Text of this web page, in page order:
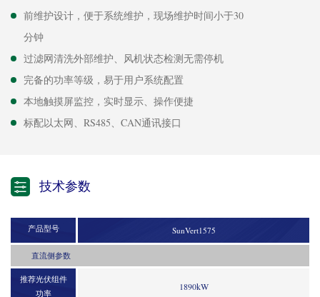
前维护设计，便于系统维护，现场维护时间小于30
分钟
过滤网清洗外部维护、风机状态检测无需停机
完备的功率等级，易于用户系统配置
本地触摸屏监控，实时显示、操作便捷
标配以太网、RS485、CAN通讯接口
技术参数
产品型号 SunVert1575
直流侧参数
推荐光伏组件
功率
1890kW